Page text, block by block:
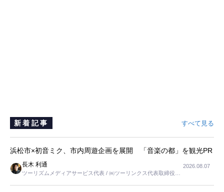
新着記事 すべて見る
浜松市×初音ミク、市内周遊企画を展開 「音楽の都」を観光PR
長木 利通
ツーリズムメディアサービス代表 / ㈱ツーリンクス代表取締役社
2026.08.07